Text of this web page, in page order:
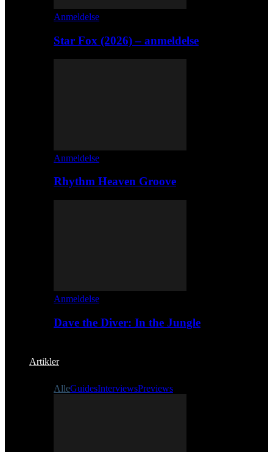
Anmeldelse
Star Fox (2026) – anmeldelse
Anmeldelse
Rhythm Heaven Groove
Anmeldelse
Dave the Diver: In the Jungle
Artikler
AlleGuidesInterviewsPreviews